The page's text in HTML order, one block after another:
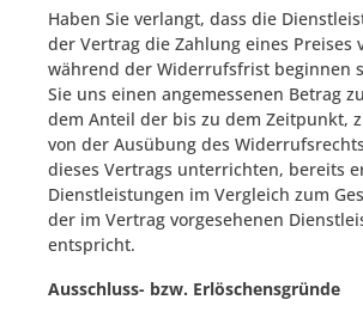
Haben Sie verlangt, dass die
der Vertrag die Zahlung eines Preises
während der Widerrufsfrist beginnen
Sie uns einen angemessenen Betrag
dem Anteil der bis zu dem Zeitpunkt,
von der Ausübung des
dieses Vertrags unterrichten, bereits
Dienstleistungen im Vergleich zum
der im Vertrag vorgesehenen
entspricht.
Ausschluss- bzw. Erlöschensgründe